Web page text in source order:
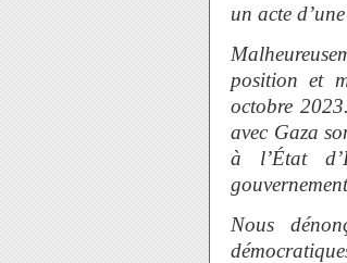
un acte
position et
octobre
avec Gaza
à l’État
Nous